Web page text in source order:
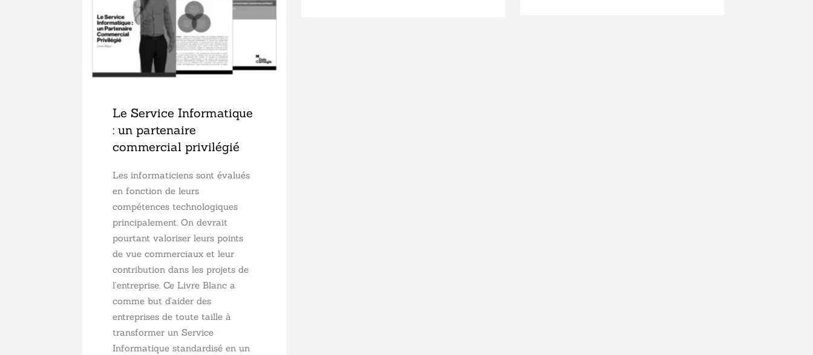
Le Service Informatique
: un partenaire
commercial privilégié
Les informaticiens sont évalués
en fonction de leurs
compétences technologiques
principalement. On devrait
pourtant valoriser leurs points
de vue commerciaux et leur
contribution dans les projets de
l’entreprise. Ce Livre Blanc a
comme but d’aider des
entreprises de toute taille à
transformer un Service
Informatique standardisé en un